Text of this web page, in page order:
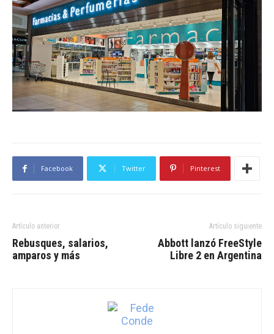
Facebook Twitter Pinterest
Artículo anterior
Rebusques, salarios,
amparos y más
Artículo siguiente
Abbott lanzó FreeStyle
Libre 2 en Argentina